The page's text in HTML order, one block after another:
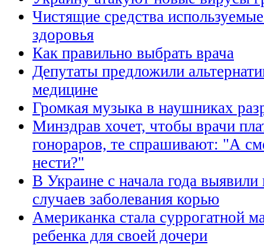
Чистящие средства
здоровья
Как правильно выбрать врача
Депутаты предложили
медицине
Громкая музыка в наушниках
Минздрав хочет, чтобы врачи
гонораров, те спрашивают: "А
нести?"
В Украине с начала года
случаев заболевания корью
Американка стала суррогатной
ребенка для своей дочери